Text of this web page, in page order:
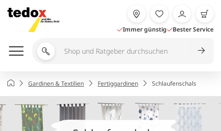
Inhalt
springen
Immer günstig Bester Service
Shop
durchsuchen
StartseiteGardinen & Textilien Fertiggardinen Schlaufenschals